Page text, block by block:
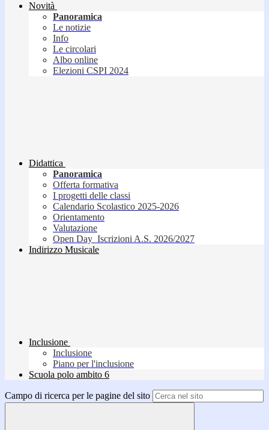
Novità
Panoramica
Le notizie
Info
Le circolari
Albo online
Elezioni CSPI 2024
Didattica
Panoramica
Offerta formativa
I progetti delle classi
Calendario Scolastico 2025-2026
Orientamento
Valutazione
Open Day_Iscrizioni A.S. 2026/2027
Indirizzo Musicale
Inclusione
Inclusione
Piano per l'inclusione
Scuola polo ambito 6
Campo di ricerca per le pagine del sito